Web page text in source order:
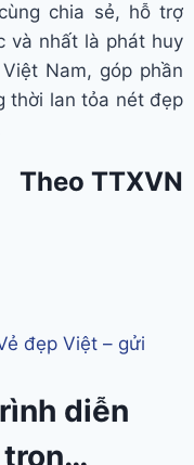
chia sẻ, hỗ trợ
và nhất là phát huy
Nam, góp phần
thời lan tỏa nét đẹp
Theo TTXVN
diễn
trọn…